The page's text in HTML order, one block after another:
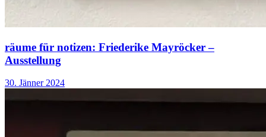
räume für notizen: Friederike Mayröcker –
Ausstellung
30. Jänner 2024